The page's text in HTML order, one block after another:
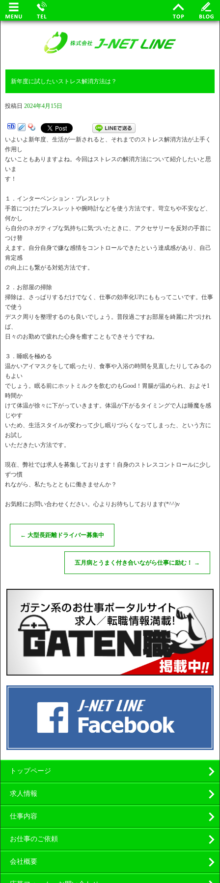
新年度に試したいストレス解消方法は？
投稿日 2024年4月15日
いよいよ新年度、生活が一新されると、それまでのストレス解消方法が上手く
作用し
ないこともありますよね。今回はストレスの解消方法について紹介したいと思
いま
す！
１．インターベンション・ブレスレット
手首につけたブレスレットや腕時計などを使う方法です。苛立ちや不安など、
何かし
ら自分のネガティブな気持ちに気づいたときに、アクセサリーを反対の手首に
つけ替
えます。自分自身で嫌な感情をコントロールできたという達成感があり、自己
肯定感
の向上にも繋がる対処方法です。
２．お部屋の掃除
掃除は、さっぱりするだけでなく、仕事の効率化UPにももってこいです。仕事
で使う
デスク周りを整理するのも良いでしょう。普段過ごすお部屋を綺麗に片づけれ
ば、
日々のお勤めで疲れた心身を癒すこともできそうですね。
３．睡眠を極める
温かいアイマスクをして眠ったり、食事や入浴の時間を見直したりしてみるの
もよい
でしょう。眠る前にホットミルクを飲むのもGood！胃腸が温められ、およそ1
時間か
けて体温が徐々に下がっていきます。体温が下がるタイミングで人は睡魔を感
じやす
いため、生活スタイルが変わって少し眠りづらくなってしまった、という方に
お試し
いただきたい方法です。
現在、弊社では求人を募集しております！自身のストレスコントロールに少し
ずつ慣
れながら、私たちとともに働きませんか？
お気軽にお問い合わせください。心よりお待ちしております(*^^)v
← 大型長距離ドライバー募集中
五月病とうまく付き合いながら仕事に励む！ →
トップページ
求人情報
仕事内容
お仕事のご依頼
会社概要